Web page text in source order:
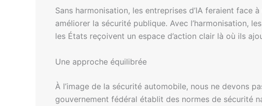
Sans harmonisation, les entreprises d’IA feraient face à
améliorer la sécurité publique. Avec l’harmonisation,
les États reçoivent un espace d’action clair là où ils
Une approche équilibrée
À l’image de la sécurité automobile, nous ne devons
gouvernement fédéral établit des normes de sécurité